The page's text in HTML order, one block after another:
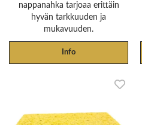
nappanahka tarjoaa erittäin
hyvän tarkkuuden ja
mukavuuden.
Info